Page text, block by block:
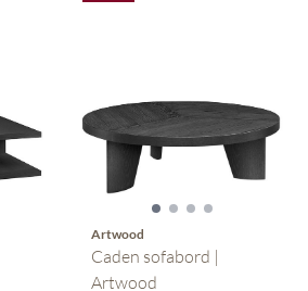
Artwood
Caden sofabord |
Artwood